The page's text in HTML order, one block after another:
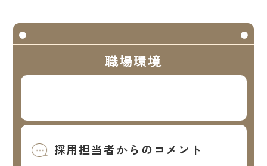
職場環境
採用担当者からのコメント